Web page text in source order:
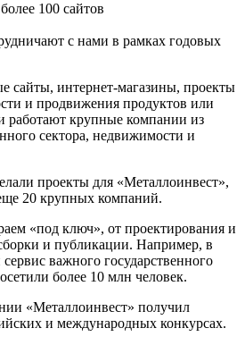
100 сайтов
с нами в рамках годовых
сайты, интернет-магазины, проекты
и продвижения продуктов или
работают крупные компании из
сектора, недвижимости и
проекты для «Металлоинвест»,
20 крупных компаний.
«под ключ», от проектирования и
и публикации. Например, в
важного государственного
более 10 млн человек.
«Металлоинвест» получил
и международных конкурсах.